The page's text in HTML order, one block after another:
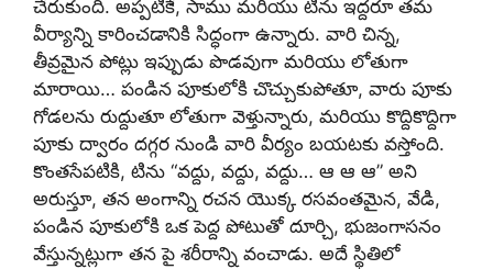
చేరుకుంది. అప్పటికే, సాము మరియు టిను ఇద్దరూ తమ
వీర్యాన్ని కారించడానికి సిద్ధంగా ఉన్నారు. వారి చిన్న,
తీవ్రమైన పోట్లు ఇప్పుడు పొడవుగా మరియు లోతుగా
మారాయి… పండిన పూకులోకి చొచ్చుకుపోతూ, వారు పూకు
గోడలను రుద్దుతూ లోతుగా వెళ్తున్నారు, మరియు కొద్దికొద్దిగా
పూకు ద్వారం దగ్గర నుండి వారి వీర్యం బయటకు వస్తోంది.
కొంతసేపటికి, టిను “వద్దు, వద్దు, వద్దు… ఆ ఆ ఆ” అని
అరుస్తూ, తన అంగాన్ని రచన యొక్క రసవంతమైన, వేడి,
పండిన పూకులోకి ఒక పెద్ద పోటుతో దూర్చి, భుజంగాసనం
వేస్తున్నట్లుగా తన పై శరీరాన్ని వంచాడు. అదే స్థితిలో